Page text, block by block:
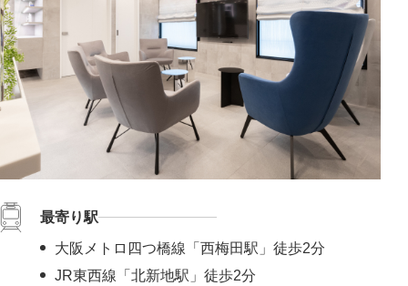
最寄り駅
大阪メトロ四つ橋線「西梅田駅」徒歩2分
JR東西線「北新地駅」徒歩2分